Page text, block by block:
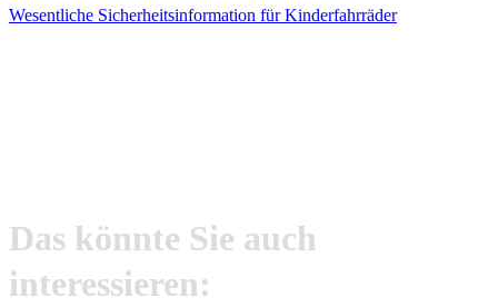
Wesentliche Sicherheits­information für Kinderfahrräder
Das könnte Sie auch
interessieren: